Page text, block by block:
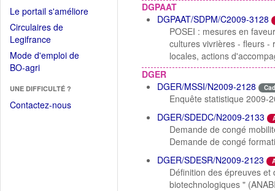
Le portail s'améliore(Fichier
Circulaires de
Legifrance(Ouvrir
dans
une
fenêtre)
Mode d'emploi de
BO-agri(Ouvrir
une
nouvelle
UNE DIFFICULTÉ ?
Contactez-nous
DGPAAT
DGPAAT/SDPM/C2009-3128
POSEI : mesures en
cultures vivrières - fleurs -
locales, actions
DGER
DGER/MSSI/N2009-2128
Enquête statistique 2009-
DGER/SDEDC/N2009-2133
Demande de congé
Demande de congé
DGER/SDESR/N2009-2123
Définition des épreuves
biotechnologiques "